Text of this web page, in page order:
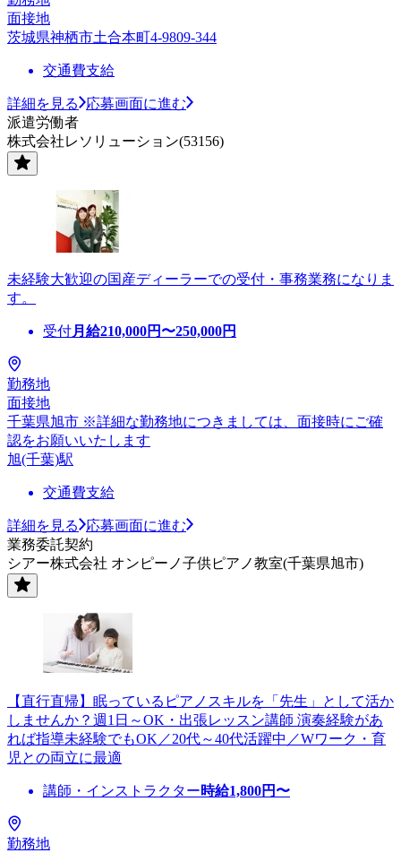
面接地
茨城県神栖市土合本町4-9809-344
交通費支給
詳細を見る
応募画面に進む
派遣労働者
株式会社レソリューション(53156)
未経験大歓迎の国産ディーラーでの受付・事務業務になりま
す。
受付月給210,000円〜250,000円
勤務地
面接地
千葉県旭市 ※詳細な勤務地につきましては、面接時にご確
認をお願いいたします
旭(千葉)駅
交通費支給
詳細を見る
応募画面に進む
業務委託契約
シアー株式会社 オンピーノ子供ピアノ教室(千葉県旭市)
【直行直帰】眠っているピアノスキルを「先生」として活か
しませんか？週1日～OK・出張レッスン講師 演奏経験があ
れば指導未経験でもOK／20代～40代活躍中／Wワーク・育
児との両立に最適
講師・インストラクター時給1,800円〜
勤務地